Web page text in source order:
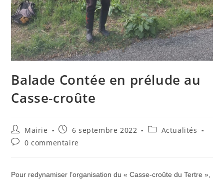
Balade Contée en prélude au
Casse-croûte
Auteur/autrice
de
la
Mairie
Publication
publiée :
6 septembre 2022
PostActualités
Commentaires
publication :
0 commentaire
Pour redynamiser l’organisation du « Casse-croûte du Tertre »,